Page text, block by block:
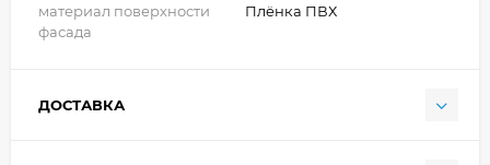
материал поверхности
фасада
Плёнка ПВХ
ДОСТАВКА